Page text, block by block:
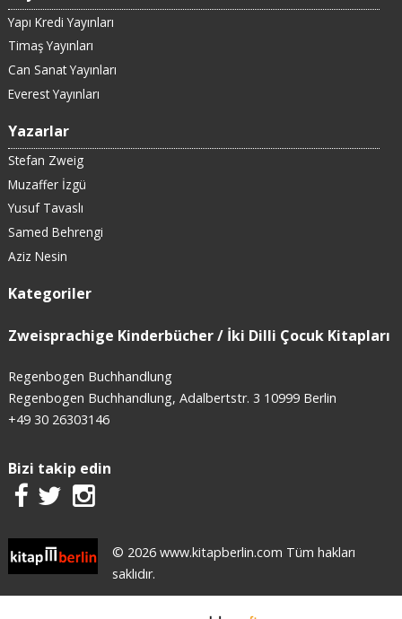
Yapı Kredi Yayınları
Timaş Yayınları
Can Sanat Yayınları
Everest Yayınları
Yazarlar
Stefan Zweig
Muzaffer İzgü
Yusuf Tavaslı
Samed Behrengi
Aziz Nesin
Kategoriler
Zweisprachige Kinderbücher / İki Dilli Çocuk Kitapları
Regenbogen Buchhandlung
Regenbogen Buchhandlung, Adalbertstr. 3 10999 Berlin
+49 30 26303146
Bizi takip edin
© 2026 www.kitapberlin.com Tüm hakları
saklıdır.